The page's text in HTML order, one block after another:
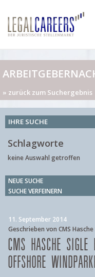
» zurück zum Suchergebnis
IHRE SUCHE
Schlagworte
keine Auswahl getroffen
NEUE SUCHE
SUCHE VERFEINERN
11. September 2014
Geschrieben von CMS
CMS HASCHE
OFFSHORE